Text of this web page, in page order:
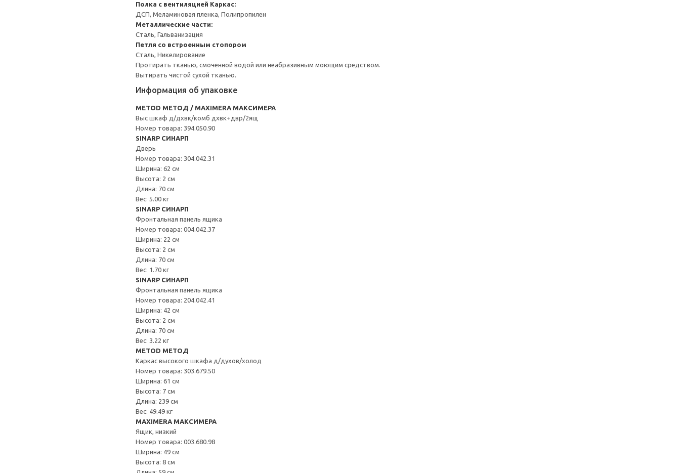
Полка с вентиляцией Каркас:
ДСП, Меламиновая пленка, Полипропилен
Металлические части:
Сталь, Гальванизация
Петля со встроенным стопором
Сталь, Никелирование
Протирать тканью, смоченной водой или неабразивным моющим средством.
Вытирать чистой сухой тканью.
Информация об упаковке
METOD МЕТОД / MAXIMERA МАКСИМЕРА
Выс шкаф д/дхвк/комб дхвк+двр/2ящ
Номер товара: 394.050.90
SINARP СИНАРП
Дверь
Номер товара: 304.042.31
Ширина: 62 см
Высота: 2 см
Длина: 70 см
Вес: 5.00 кг
SINARP СИНАРП
Фронтальная панель ящика
Номер товара: 004.042.37
Ширина: 22 см
Высота: 2 см
Длина: 70 см
Вес: 1.70 кг
SINARP СИНАРП
Фронтальная панель ящика
Номер товара: 204.042.41
Ширина: 42 см
Высота: 2 см
Длина: 70 см
Вес: 3.22 кг
METOD МЕТОД
Каркас высокого шкафа д/духов/холод
Номер товара: 303.679.50
Ширина: 61 см
Высота: 7 см
Длина: 239 см
Вес: 49.49 кг
MAXIMERA МАКСИМЕРА
Ящик, низкий
Номер товара: 003.680.98
Ширина: 49 см
Высота: 8 см